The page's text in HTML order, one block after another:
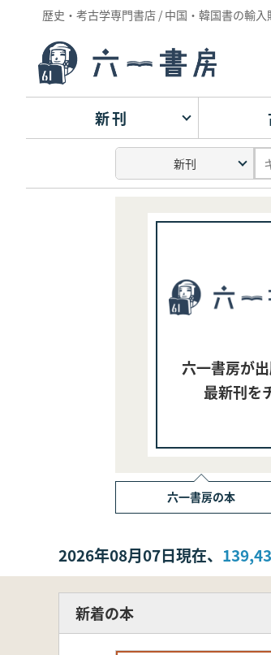
歴史・考古学専門書店 / 中国・韓国書の輸
新刊
六一書房が
最新刊を
六一書房の本
2026年08月07日現在、
新着の本